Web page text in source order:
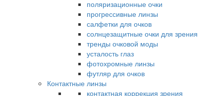
поляризационные очки
прогрессивные линзы
салфетки для очков
солнцезащитные очки для зрения
тренды очковой моды
усталость глаз
фотохромные линзы
футляр для очков
Контактные линзы
контактная коррекция зрения